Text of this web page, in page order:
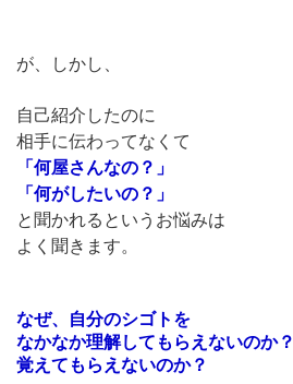
が、しかし、
自己紹介したのに
相手に伝わってなくて
「何屋さんなの？」
「何がしたいの？」
と聞かれるというお悩みは
よく聞きます。
なぜ、自分のシゴトを
なかなか理解してもらえないのか？
覚えてもらえないのか？